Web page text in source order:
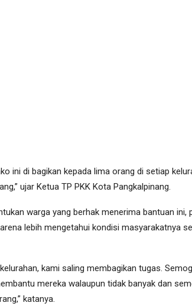
ini di bagikan kepada lima orang di setiap
ujar Ketua TP PKK Kota Pangkalpinang.
warga yang berhak menerima bantuan ini,
lebih mengetahui kondisi masyarakatnya
kami saling membagikan tugas.
mereka walaupun tidak banyak dan
katanya.